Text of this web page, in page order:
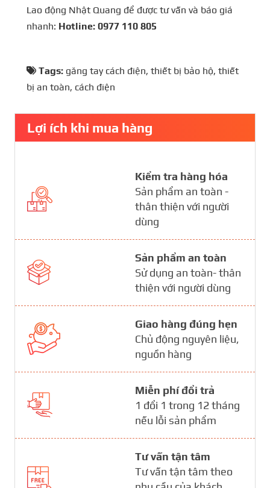
Lao động Nhật Quang để được tư vấn và báo giá
nhanh: Hotline: 0977 110 805
Tags: găng tay cách điện, thiết bị bảo hộ, thiết
bị an toàn, cách điện
Lợi ích khi mua hàng
Kiểm tra hàng hóa
Sản phẩm an toàn -
thân thiện với người
dùng
Sản phẩm an toàn
Sử dụng an toàn- thân
thiện với người dùng
Giao hàng đúng hẹn
Chủ động nguyên liệu,
nguồn hàng
Miễn phí đổi trả
1 đổi 1 trong 12 tháng
nếu lỗi sản phẩm
Tư vấn tận tâm
Tư vấn tận tâm theo